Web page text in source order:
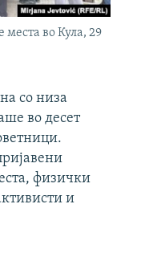
места во Кула, 29
со низа
во десет
физички
и